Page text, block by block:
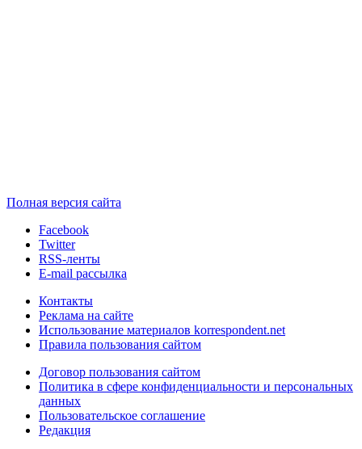
Полная версия сайта
Facebook
Twitter
RSS-ленты
E-mail рассылка
Контакты
Реклама на сайте
Использование материалов korrespondent.net
Правила пользования сайтом
Договор пользования сайтом
Политика в сфере конфиденциальности и персональных
данных
Пользовательское соглашение
Редакция